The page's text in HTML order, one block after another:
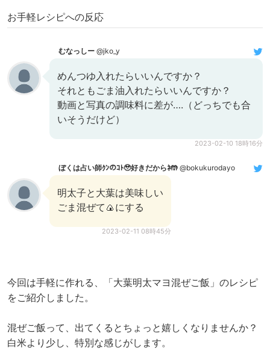
お手軽レシピへの反応
むなっしー @jko_y
めんつゆ入れたらいいんですか？
それともごま油入れたらいいんですか？
動画と写真の調味料に差が….（どっちでも合
いそうだけど）
2023-02-10 18時16分
ぼくは占い師ｸﾝのｺﾄ🥹好きだからﾈ🤲 @bokukurodayo
明太子と大葉は美味しい
ごま混ぜて🍙にする
2023-02-11 08時45分
今回は手軽に作れる、「大葉明太マヨ混ぜご飯」のレシピ
をご紹介しました。
混ぜご飯って、出てくるとちょっと嬉しくなりませんか？
白米より少し、特別な感じがします。